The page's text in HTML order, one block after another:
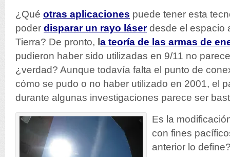
¿Qué otras aplicaciones puede tener esta
poder disparar un rayo láser desde el espacio
Tierra? De pronto, a teoría de las armas de
pudieron haber sido utilizadas en 9/11 no
¿verdad? Aunque todavía falta el punto de
cómo se pudo o no haber utilizado en 2001, el
durante algunas investigaciones parece ser
Es la
con fines
anterior lo